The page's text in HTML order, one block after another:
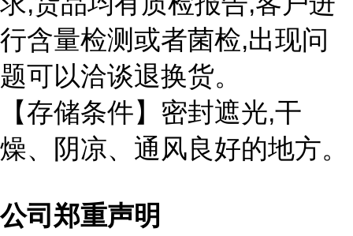
行含量检测或者菌检,出现问
题可以洽谈退换货。
【存储条件】密封遮光,干
燥、阴凉、通风良好的地方。
公司郑重声明